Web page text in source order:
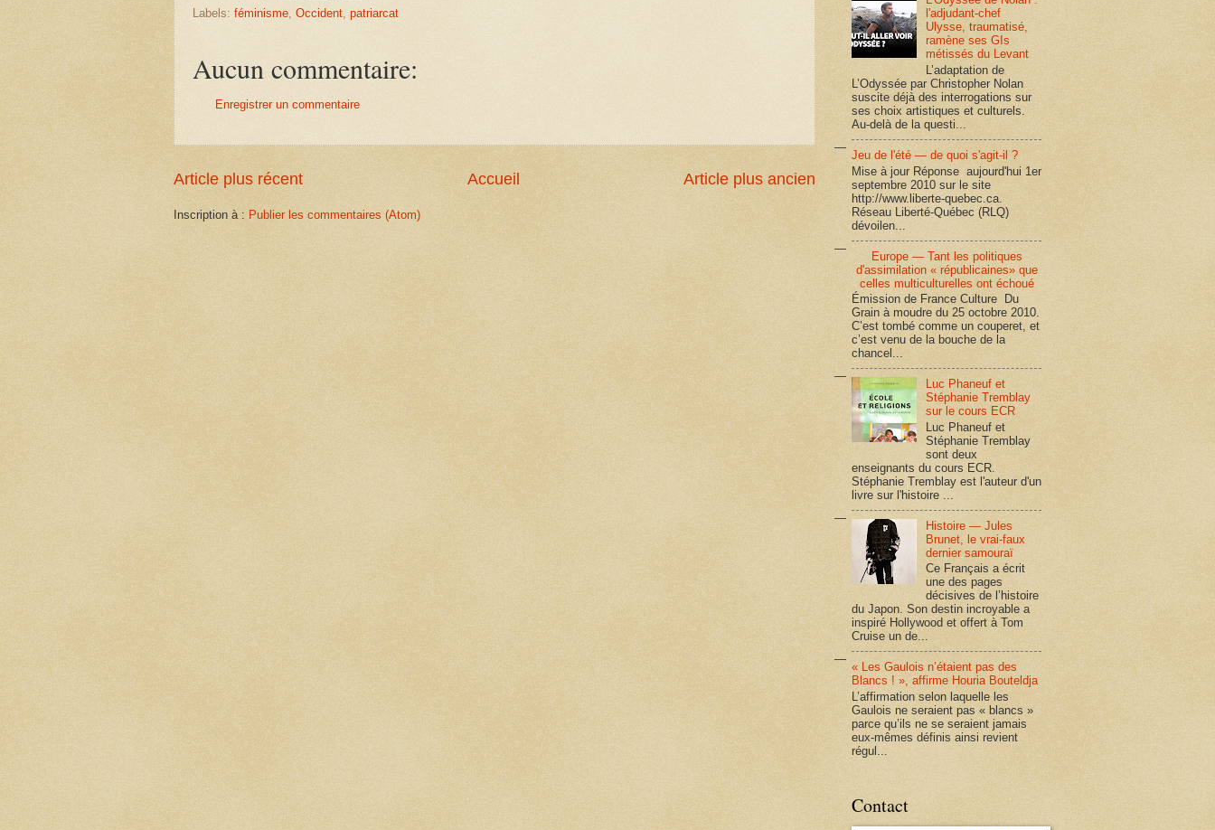
Labels: féminisme Occident patriarcat
Aucun commentaire:
Enregistrer un commentaire
Article plus récent Article plus ancien
Accueil
Inscription à : Publier les commentaires (Atom)
l'adjudant-chef
Ulysse, traumatisé,
ramène ses GIs
métissés du Levant
L’adaptation de
L’Odyssée par Christopher Nolan
suscite déjà des interrogations sur
ses choix artistiques et culturels.
Au-delà de la questi...
Jeu de l'été — de quoi s'agit-il ?
Mise à jour Réponse aujourd'hui 1er
septembre 2010 sur le site
http://www.liberte-quebec.ca.
Réseau Liberté-Québec (RLQ)
dévoilen...
Europe — Tant les politiques
d'assimilation « républicaines» que
celles multiculturelles ont échoué
Émission de France Culture Du
Grain à moudre du 25 octobre 2010.
C’est tombé comme un couperet, et
c’est venu de la bouche de la
chancel...
Luc Phaneuf et
Stéphanie Tremblay
sur le cours ECR
Luc Phaneuf et
Stéphanie Tremblay
sont deux
enseignants du cours ECR.
Stéphanie Tremblay est l'auteur d'un
livre sur l'histoire ...
Histoire — Jules
Brunet, le vrai-faux
dernier samouraï
Ce Français a écrit
une des pages
décisives de l’histoire
du Japon. Son destin incroyable a
inspiré Hollywood et offert à Tom
Cruise un de...
« Les Gaulois n’étaient pas des
Blancs ! », affirme Houria Bouteldja
L’affirmation selon laquelle les
Gaulois ne seraient pas « blancs »
parce qu’ils ne se seraient jamais
eux-mêmes définis ainsi revient
régul...
Contact